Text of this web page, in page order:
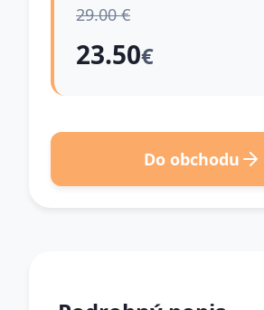
29.00 €
23.50€
Do obchodu